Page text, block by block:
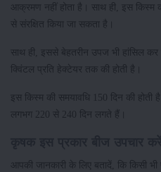
आक्रमण नहीं होता है। साथ ही, इस किस्म
से संरक्षित किया जा सकता है।
साथ ही, इससे बेहतरीन उपज भी हांसिल
क्विंटल प्रति हेक्टेयर तक की होती है।
इस किस्म की समयावधि 150 दिन की होती
लगभग 220 से 240 दिन लगते हैं।
आपकी जानकारी के लिए बतादें, कि किसी